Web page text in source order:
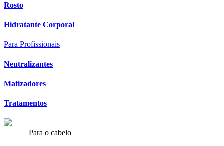
Rosto
Hidratante Corporal
Para Profissionais
Neutralizantes
Matizadores
Tratamentos
Para o cabelo